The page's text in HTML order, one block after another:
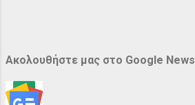
Ακολουθήστε μας στο Google News